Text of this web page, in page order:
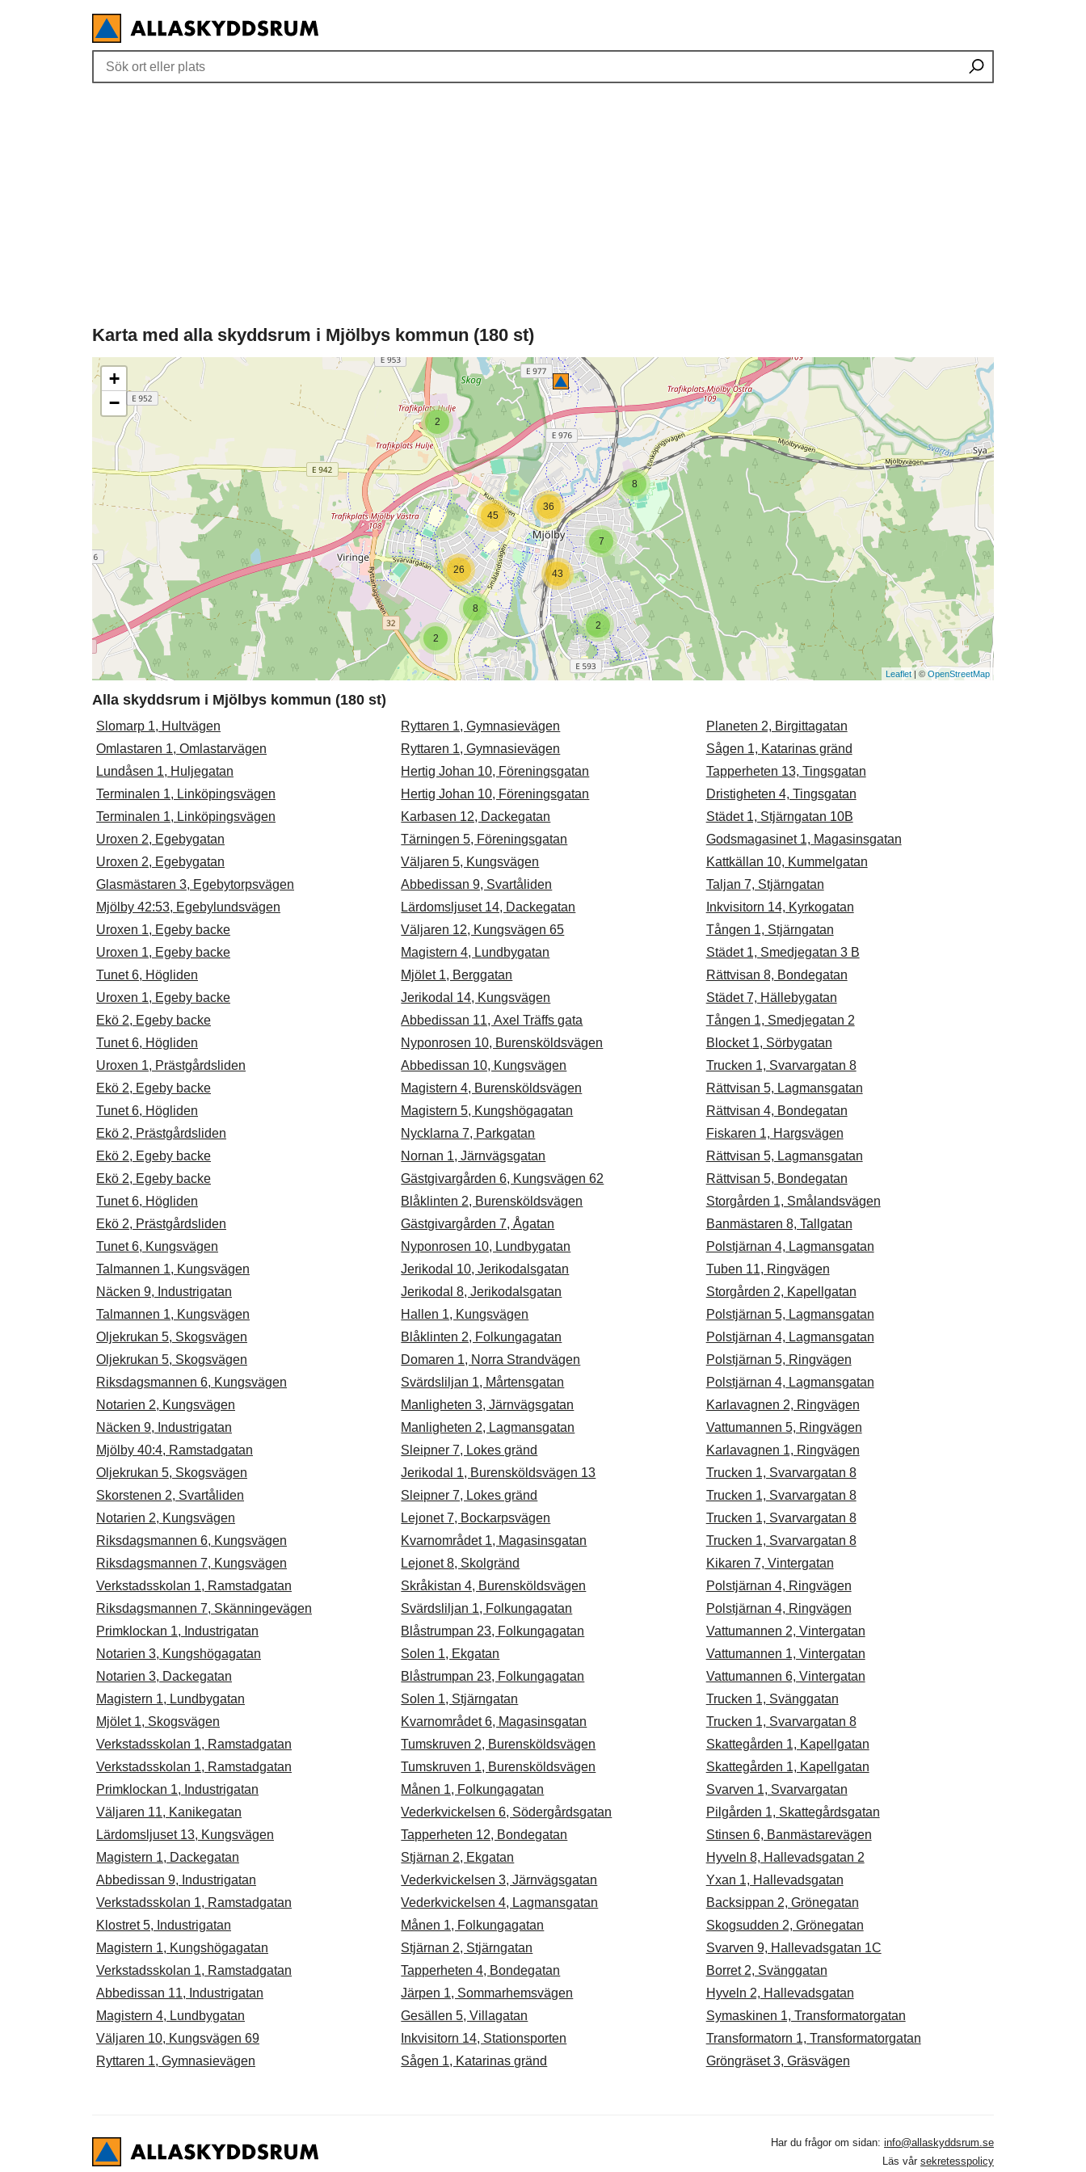
Karta med alla skyddsrum i Mjölbys kommun (180 st)
2
8
26
2
43
7
45
36
8
2
+
−
Leaflet | © OpenStreetMap
Alla skyddsrum i Mjölbys kommun (180 st)
Slomarp 1, Hultvägen
Omlastaren 1, Omlastarvägen
Lundåsen 1, Huljegatan
Terminalen 1, Linköpingsvägen
Terminalen 1, Linköpingsvägen
Uroxen 2, Egebygatan
Uroxen 2, Egebygatan
Glasmästaren 3, Egebytorpsvägen
Mjölby 42:53, Egebylundsvägen
Uroxen 1, Egeby backe
Uroxen 1, Egeby backe
Tunet 6, Högliden
Uroxen 1, Egeby backe
Ekö 2, Egeby backe
Tunet 6, Högliden
Uroxen 1, Prästgårdsliden
Ekö 2, Egeby backe
Tunet 6, Högliden
Ekö 2, Prästgårdsliden
Ekö 2, Egeby backe
Ekö 2, Egeby backe
Tunet 6, Högliden
Ekö 2, Prästgårdsliden
Tunet 6, Kungsvägen
Talmannen 1, Kungsvägen
Näcken 9, Industrigatan
Talmannen 1, Kungsvägen
Oljekrukan 5, Skogsvägen
Oljekrukan 5, Skogsvägen
Riksdagsmannen 6, Kungsvägen
Notarien 2, Kungsvägen
Näcken 9, Industrigatan
Mjölby 40:4, Ramstadgatan
Oljekrukan 5, Skogsvägen
Skorstenen 2, Svartåliden
Notarien 2, Kungsvägen
Riksdagsmannen 6, Kungsvägen
Riksdagsmannen 7, Kungsvägen
Verkstadsskolan 1, Ramstadgatan
Riksdagsmannen 7, Skänningevägen
Primklockan 1, Industrigatan
Notarien 3, Kungshögagatan
Notarien 3, Dackegatan
Magistern 1, Lundbygatan
Mjölet 1, Skogsvägen
Verkstadsskolan 1, Ramstadgatan
Verkstadsskolan 1, Ramstadgatan
Primklockan 1, Industrigatan
Väljaren 11, Kanikegatan
Lärdomsljuset 13, Kungsvägen
Magistern 1, Dackegatan
Abbedissan 9, Industrigatan
Verkstadsskolan 1, Ramstadgatan
Klostret 5, Industrigatan
Magistern 1, Kungshögagatan
Verkstadsskolan 1, Ramstadgatan
Abbedissan 11, Industrigatan
Magistern 4, Lundbygatan
Väljaren 10, Kungsvägen 69
Ryttaren 1, Gymnasievägen
Ryttaren 1, Gymnasievägen
Ryttaren 1, Gymnasievägen
Hertig Johan 10, Föreningsgatan
Hertig Johan 10, Föreningsgatan
Karbasen 12, Dackegatan
Tärningen 5, Föreningsgatan
Väljaren 5, Kungsvägen
Abbedissan 9, Svartåliden
Lärdomsljuset 14, Dackegatan
Väljaren 12, Kungsvägen 65
Magistern 4, Lundbygatan
Mjölet 1, Berggatan
Jerikodal 14, Kungsvägen
Abbedissan 11, Axel Träffs gata
Nyponrosen 10, Burensköldsvägen
Abbedissan 10, Kungsvägen
Magistern 4, Burensköldsvägen
Magistern 5, Kungshögagatan
Nycklarna 7, Parkgatan
Nornan 1, Järnvägsgatan
Gästgivargården 6, Kungsvägen 62
Blåklinten 2, Burensköldsvägen
Gästgivargården 7, Ågatan
Nyponrosen 10, Lundbygatan
Jerikodal 10, Jerikodalsgatan
Jerikodal 8, Jerikodalsgatan
Hallen 1, Kungsvägen
Blåklinten 2, Folkungagatan
Domaren 1, Norra Strandvägen
Svärdsliljan 1, Mårtensgatan
Manligheten 3, Järnvägsgatan
Manligheten 2, Lagmansgatan
Sleipner 7, Lokes gränd
Jerikodal 1, Burensköldsvägen 13
Sleipner 7, Lokes gränd
Lejonet 7, Bockarpsvägen
Kvarnområdet 1, Magasinsgatan
Lejonet 8, Skolgränd
Skråkistan 4, Burensköldsvägen
Svärdsliljan 1, Folkungagatan
Blåstrumpan 23, Folkungagatan
Solen 1, Ekgatan
Blåstrumpan 23, Folkungagatan
Solen 1, Stjärngatan
Kvarnområdet 6, Magasinsgatan
Tumskruven 2, Burensköldsvägen
Tumskruven 1, Burensköldsvägen
Månen 1, Folkungagatan
Vederkvickelsen 6, Södergårdsgatan
Tapperheten 12, Bondegatan
Stjärnan 2, Ekgatan
Vederkvickelsen 3, Järnvägsgatan
Vederkvickelsen 4, Lagmansgatan
Månen 1, Folkungagatan
Stjärnan 2, Stjärngatan
Tapperheten 4, Bondegatan
Järpen 1, Sommarhemsvägen
Gesällen 5, Villagatan
Inkvisitorn 14, Stationsporten
Sågen 1, Katarinas gränd
Planeten 2, Birgittagatan
Sågen 1, Katarinas gränd
Tapperheten 13, Tingsgatan
Dristigheten 4, Tingsgatan
Städet 1, Stjärngatan 10B
Godsmagasinet 1, Magasinsgatan
Kattkällan 10, Kummelgatan
Taljan 7, Stjärngatan
Inkvisitorn 14, Kyrkogatan
Tången 1, Stjärngatan
Städet 1, Smedjegatan 3 B
Rättvisan 8, Bondegatan
Städet 7, Hällebygatan
Tången 1, Smedjegatan 2
Blocket 1, Sörbygatan
Trucken 1, Svarvargatan 8
Rättvisan 5, Lagmansgatan
Rättvisan 4, Bondegatan
Fiskaren 1, Hargsvägen
Rättvisan 5, Lagmansgatan
Rättvisan 5, Bondegatan
Storgården 1, Smålandsvägen
Banmästaren 8, Tallgatan
Polstjärnan 4, Lagmansgatan
Tuben 11, Ringvägen
Storgården 2, Kapellgatan
Polstjärnan 5, Lagmansgatan
Polstjärnan 4, Lagmansgatan
Polstjärnan 5, Ringvägen
Polstjärnan 4, Lagmansgatan
Karlavagnen 2, Ringvägen
Vattumannen 5, Ringvägen
Karlavagnen 1, Ringvägen
Trucken 1, Svarvargatan 8
Trucken 1, Svarvargatan 8
Trucken 1, Svarvargatan 8
Trucken 1, Svarvargatan 8
Kikaren 7, Vintergatan
Polstjärnan 4, Ringvägen
Polstjärnan 4, Ringvägen
Vattumannen 2, Vintergatan
Vattumannen 1, Vintergatan
Vattumannen 6, Vintergatan
Trucken 1, Svänggatan
Trucken 1, Svarvargatan 8
Skattegården 1, Kapellgatan
Skattegården 1, Kapellgatan
Svarven 1, Svarvargatan
Pilgården 1, Skattegårdsgatan
Stinsen 6, Banmästarevägen
Hyveln 8, Hallevadsgatan 2
Yxan 1, Hallevadsgatan
Backsippan 2, Grönegatan
Skogsudden 2, Grönegatan
Svarven 9, Hallevadsgatan 1C
Borret 2, Svänggatan
Hyveln 2, Hallevadsgatan
Symaskinen 1, Transformatorgatan
Transformatorn 1, Transformatorgatan
Gröngräset 3, Gräsvägen
Har du frågor om sidan: info@allaskyddsrum.se
Läs vår sekretesspolicy